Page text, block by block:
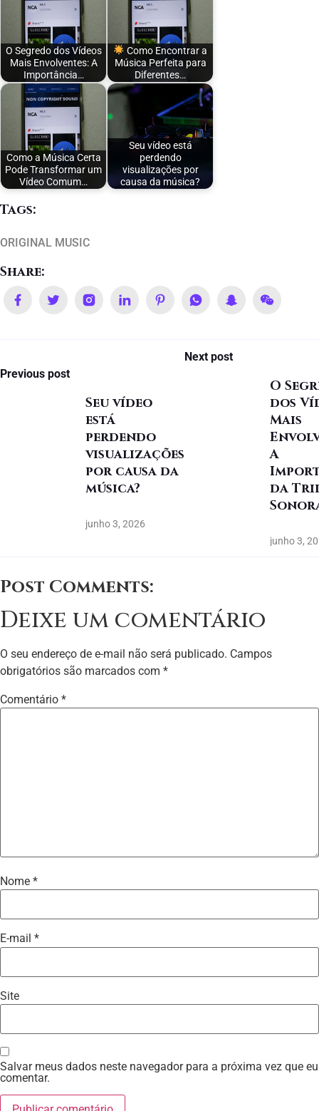
O Segredo dos Vídeos
Mais Envolventes: A
Importância…
Como Encontrar a
Música Perfeita para
Diferentes…
Como a Música Certa
Pode Transformar um
Vídeo Comum…
Seu vídeo está
perdendo
visualizações por
causa da música?
Tags:
ORIGINAL MUSIC
Share:
Previous post
Seu vídeo
está
perdendo
visualizações
por causa da
música?
junho 3, 2026
Next post
O
dos
Mais
A
da
junho 3,
Post Comments:
Deixe um comentário
O seu endereço de e-mail não será publicado. Campos
obrigatórios são marcados com *
Comentário *
Nome *
E-mail *
Site
Salvar meus dados neste navegador para a próxima vez que eu
comentar.